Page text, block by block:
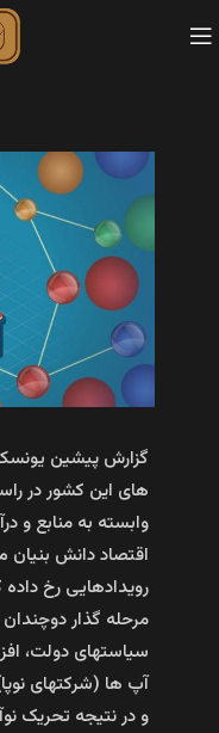
گزارش پیشین
های این کشور در
وابسته به منابع و
اقتصاد دانش بنیان
رویدادهایی رخ داده
مرحله گذار
سیاستهای دولت،
آپ ها (شرکتهای
و در نتیجه تحریک